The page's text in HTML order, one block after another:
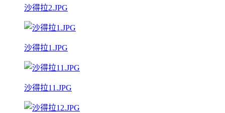
沙得拉2.JPG
沙得拉1.JPG
沙得拉11.JPG